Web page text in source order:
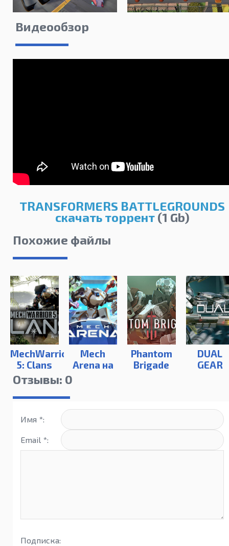
Видеообзор
TRANSFORMERS BATTLEGROUNDS
скачать торрент(1 Gb)
Похожие файлы
MechWarrior
5: Clans
Mech
Arena на
Phantom
Brigade
DUAL
GEAR
Отзывы: 0
Имя *:
Email *:
Подписка: